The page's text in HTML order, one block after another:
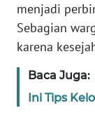
menjadi
Sebagian
karena
Baca Juga:
Ini Tips
WN
JABAR
WN